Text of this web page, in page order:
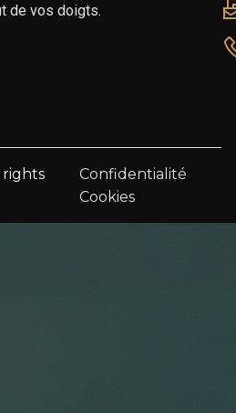
de vos doigts.
rights
Confidentialité
Cookies